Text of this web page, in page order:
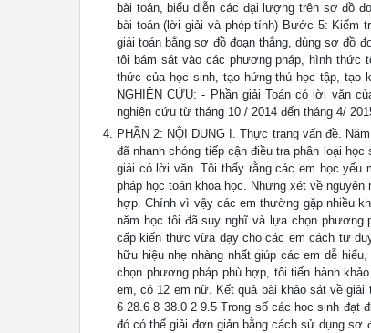
bài toán, biểu diễn các đại lượng trên sơ đồ
bài toán (lời giải và phép tính) Bước 5: Kiểm
giải toán bằng sơ đồ đoạn thẳng, dùng sơ đồ
tôi bám sát vào các phương pháp, hình thức
thức của học sinh, tạo hứng thú học tập, tạo
NGHIÊN CỨU: - Phần giải Toán có lời văn
nghiên cứu từ tháng 10 / 2014 đến tháng 4/
PHẦN 2: NỘI DUNG I. Thực trạng vấn đề.
đã nhanh chóng tiếp cận điều tra phân loại
giải có lời văn. Tôi thấy rằng các em học
pháp học toán khoa học. Nhưng xét về
hợp. Chính vì vậy các em thường gặp nhiều
năm học tôi đã suy nghĩ và lựa chọn
cấp kiến thức vừa dạy cho các em cách tư
hữu hiệu nhẹ nhàng nhất giúp các em dễ
chọn phương pháp phù hợp, tôi tiến hành
em, có 12 em nữ. Kết quả bài khảo sát về
6 28.6 8 38.0 2 9.5 Trong số các học sinh đạt
đó có thể giải đơn giản bằng cách sử dụng sơ